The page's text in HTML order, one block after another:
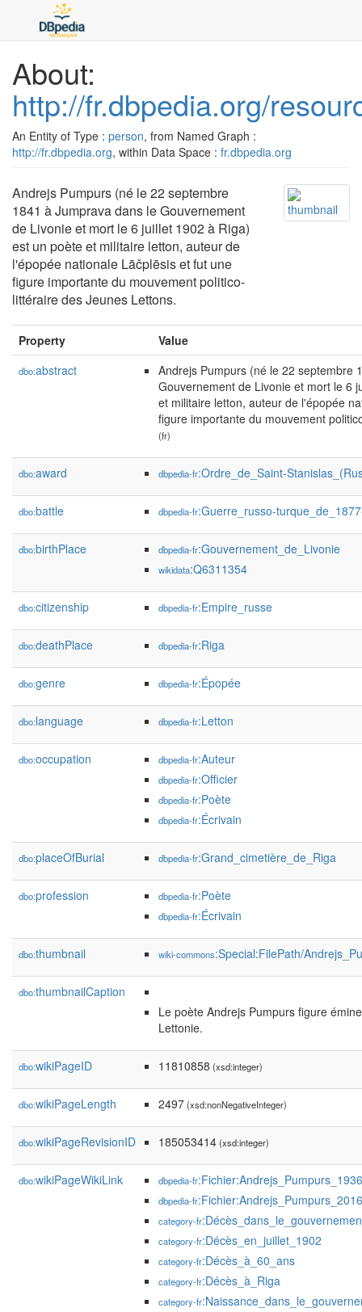
About:
http://fr.dbpedia.org/
An Entity of Type : person, from Named Graph :
http://fr.dbpedia.org, within Data Space : fr.dbpedia.org
Andrejs Pumpurs (né le 22 septembre
1841 à Jumprava dans le Gouvernement
de Livonie et mort le 6 juillet 1902 à Riga)
est un poète et militaire letton, auteur de
l'épopée nationale Lāčplēsis et fut une
figure importante du mouvement politico-
littéraire des Jeunes Lettons.
Property Value
dbo:abstract
Andrejs Pumpurs (né le 22 septembre
Gouvernement de Livonie et mort le 6
et militaire letton, auteur de l'épopée
figure importante du mouvement
(fr)
dbo:award dbpedia-fr:Ordre_de_Saint-
dbo:battle dbpedia-fr:Guerre_russo-
dbo:birthPlace dbpedia-fr:Gouvernement_de_Livonie
wikidata:Q6311354
dbo:citizenship dbpedia-fr:Empire_russe
dbo:deathPlace dbpedia-fr:Riga
dbo:genre dbpedia-fr:Épopée
dbo:language dbpedia-fr:Letton
dbo:occupation dbpedia-fr:Auteur
dbpedia-fr:Officier
dbpedia-fr:Poète
dbpedia-fr:Écrivain
dbo:placeOfBurial dbpedia-fr:Grand_cimetière_de_Riga
dbo:profession dbpedia-fr:Poète
dbpedia-fr:Écrivain
dbo:thumbnail wiki-commons:Special:FilePath/
dbo:thumbnailCaption
Le poète Andrejs Pumpurs figure
Lettonie.
dbo:wikiPageID 11810858 (xsd:integer)
dbo:wikiPageLength 2497(xsd:nonNegativeInteger)
dbo:wikiPageRevisionID 185053414(xsd:integer)
dbo:wikiPageWikiLink dbpedia-fr
dbpedia-fr
category-fr
category-fr:Décès_en_juillet_1902
category-fr:Décès_à_60_ans
category-fr:Décès_à_Riga
category-fr